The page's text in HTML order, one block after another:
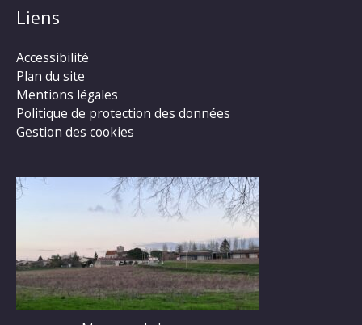
Liens
Accessibilité
Plan du site
Mentions légales
Politique de protection des données
Gestion des cookies